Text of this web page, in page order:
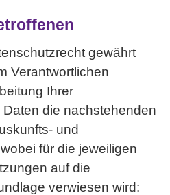
gewährt
Verantwortlichen
Ihrer
die nachstehenden
und
für die jeweiligen
auf die
verwiesen wird: